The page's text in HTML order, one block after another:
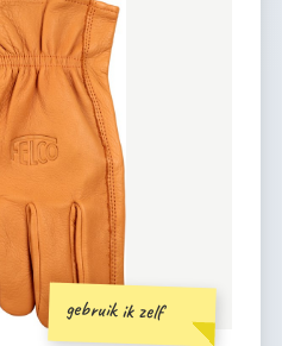
gebruik ik zelf